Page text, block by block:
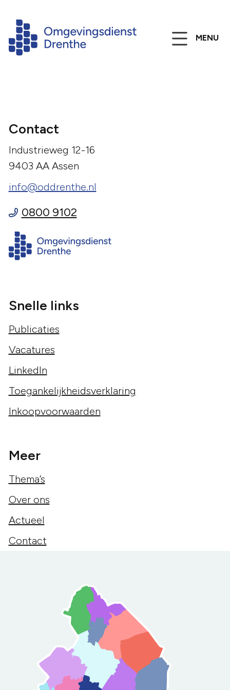
MENU
Contact
Industrieweg 12-16
9403 AA Assen
info@oddrenthe.nl
0800 9102
Snelle links
Publicaties
Vacatures
LinkedIn
Toegankelijkheidsverklaring
Inkoopvoorwaarden
Meer
Thema’s
Over ons
Actueel
Contact